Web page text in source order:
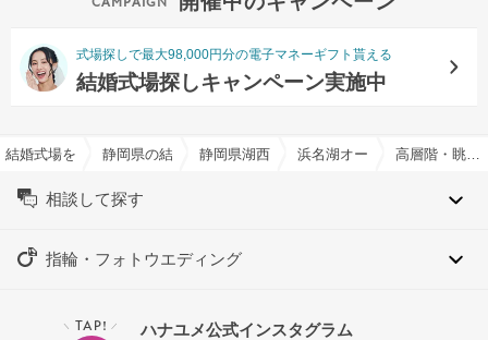
式場探しで最大98,000円分の電子マネーギフト貰える
結婚式場探しキャンペーン実施中
結婚式場を探すならハナユメ
静岡県の結婚式場一覧静岡県湖西市の結婚式場一覧浜名湖オーベルジュ キャト
相談して探す
指輪・フォトウエディング
＼ TAP! ／ ハナユメ公式インスタグラム